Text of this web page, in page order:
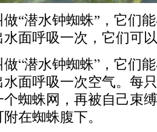
潜水钟蜘蛛”，它们能
面呼吸一次，它们可
潜水钟蜘蛛”，它们
面呼吸一次空气。每
蜘蛛网，再被自己束
在蜘蛛腹下。